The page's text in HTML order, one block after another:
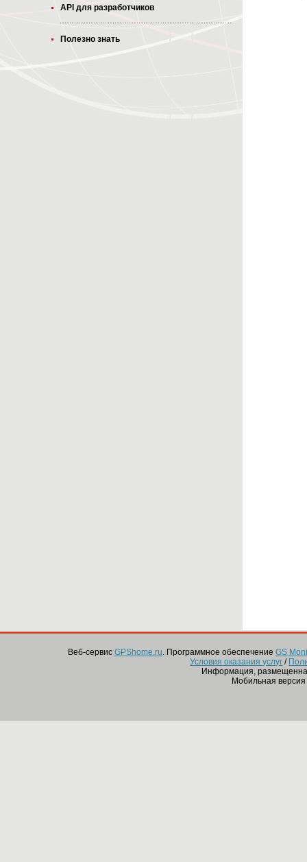
API для разработчиков
Полезно знать
Веб-сервис GPShome.ru. Программное обеспечение GS
Условия оказания услуг /
Информация,
Мобильная